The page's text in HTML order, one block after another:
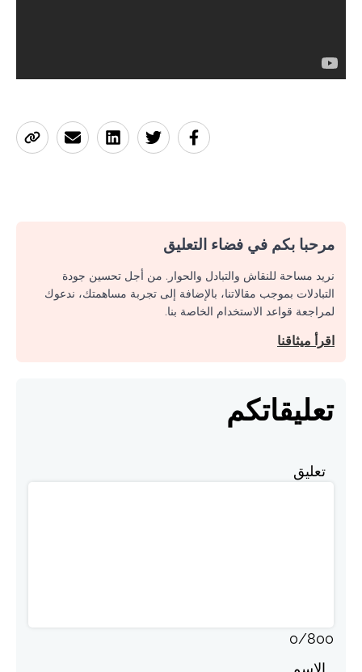
مرحبا بكم في فضاء التعليق
نريد مساحة للنقاش والتبادل والحوار. من أجل تحسين جودة
التبادلات بموجب مقالاتنا، بالإضافة إلى تجربة مساهمتك، ندعوك
لمراجعة قواعد الاستخدام الخاصة بنا.
اقرأ ميثاقنا
تعليقاتكم
تعليق
0/800
الاسم